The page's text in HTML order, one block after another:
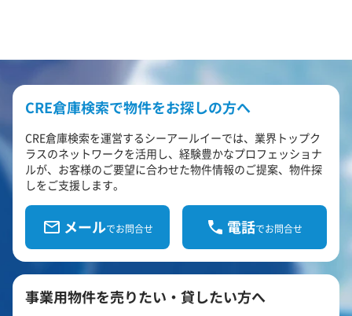
CRE倉庫検索で物件をお探しの方へ
CRE倉庫検索を運営するシーアールイーでは、業界トップク
ラスのネットワークを活用し、経験豊かなプロフェッショナ
ルが、お客様のご要望に合わせた物件情報のご提案、物件探
しをご支援します。
メールでお問合せ 電話でお問合せ
事業用物件を売りたい・貸したい方へ